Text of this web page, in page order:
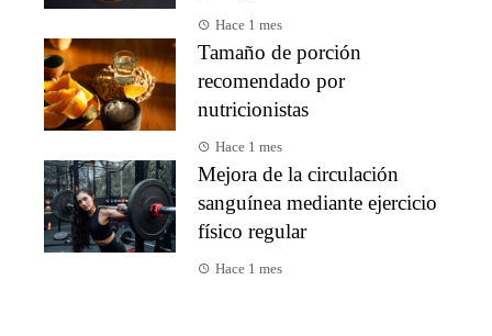
Hace 1 mes
Tamaño de porción
recomendado por
nutricionistas
Hace 1 mes
Mejora de la circulación
sanguínea mediante ejercicio
físico regular
Hace 1 mes